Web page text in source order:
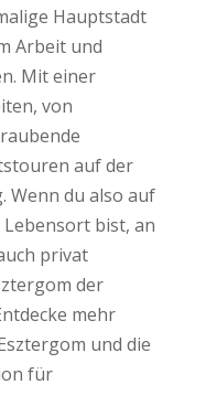
Hauptstadt
Arbeit und
Mit einer
von
auf der
Wenn du also auf
Lebensort bist, an
privat
der
mehr
und die
für